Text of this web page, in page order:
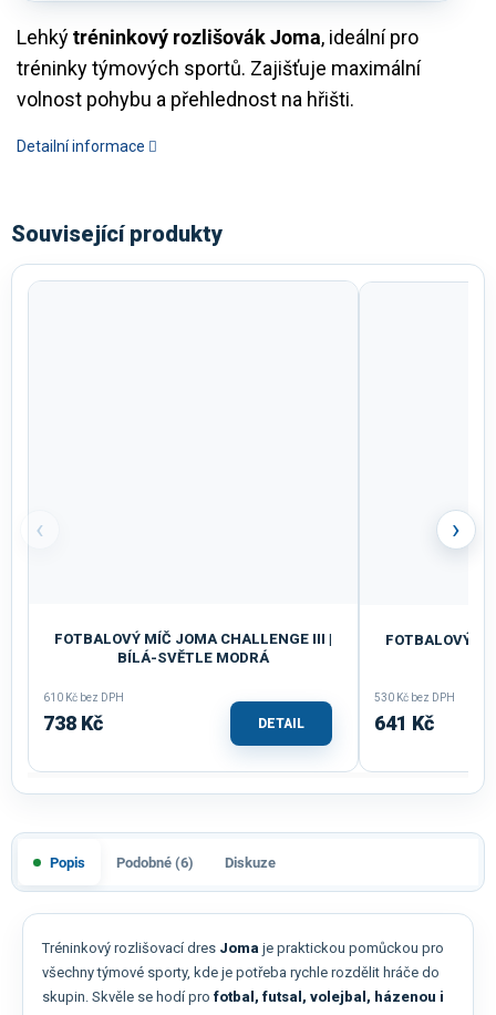
Lehkýtréninkový rozlišovák Joma, ideální pro
tréninky týmových sportů. Zajišťuje maximální
volnost pohybu a přehlednost na hřišti.
Detailní informace
Související produkty
‹
FOTBALOVÝ MÍČ JOMA CHALLENGE III |
BÍLÁ-SVĚTLE MODRÁ
610 Kč bez DPH
738 Kč DETAIL
FOTBALOVÝ
530 Kč bez DPH
641 Kč
›
Popis Podobné (6) Diskuze
Tréninkový rozlišovací dres Joma je praktickou pomůckou pro
všechny týmové sporty, kde je potřeba rychle rozdělit hráče do
skupin. Skvěle se hodí pro fotbal, futsal, volejbal, házenou i